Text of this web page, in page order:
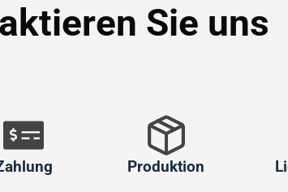
Sie uns
Produktion